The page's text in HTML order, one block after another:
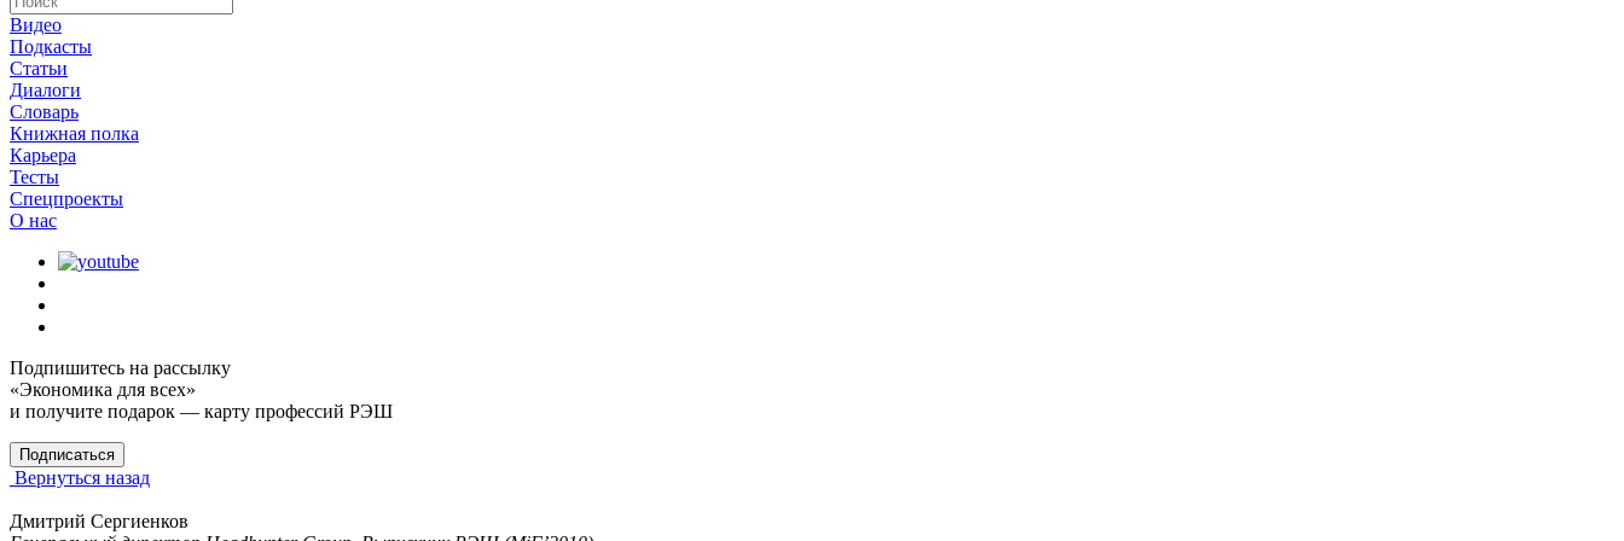
Видео
Подкасты
Статьи
Диалоги
Словарь
Книжная полка
Карьера
Тесты
Спецпроекты
О наc
Подпишитесь на рассылку
«Экономика для всех»
и получите подарок — карту профессий РЭШ
Подписаться
Вернуться назад
Дмитрий Сергиенков